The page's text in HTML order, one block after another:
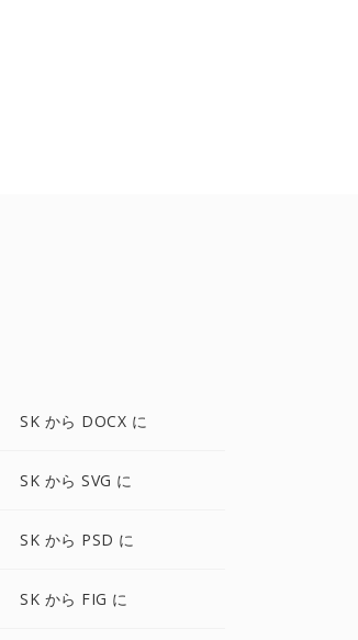
SK から DOCX に
SK から SVG に
SK から PSD に
SK から FIG に